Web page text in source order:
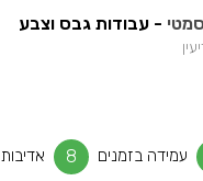
- עבודות גבס וצבע
עמידה בזמנים 8 אדיבות